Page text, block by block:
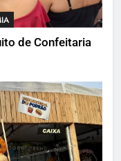
de Confeitaria